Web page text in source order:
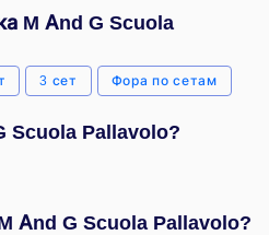
M And G Scuola
3 сет Фора по сетам
Scuola Pallavolo?
And G Scuola Pallavolo?